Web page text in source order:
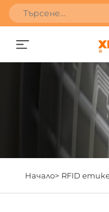
Начало> RFID